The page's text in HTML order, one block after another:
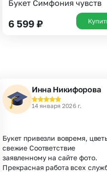
Букет Симфония чувств
6 599 ₽
Инна Никифорова
14 января 2026 г.
Букет привезли вовремя,
свежие Соответствие
заявленному на сайте фото.
Прекрасная работа всех